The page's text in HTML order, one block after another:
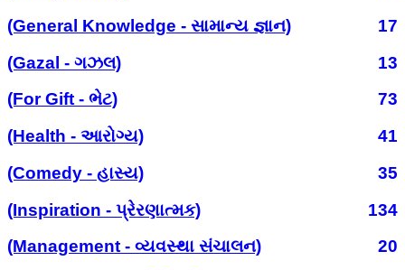
(General Knowledge - સામાન્ય જ્ઞાન)
17
(Gazal - ગઝલ)
13
(For Gift - ભેટ)
73
(Health - આરોગ્ય)
41
(Comedy - હાસ્ય)
35
(Inspiration - પ્રેરણાત્મક)
134
(Management - વ્યવસ્થા સંચાલન)
20